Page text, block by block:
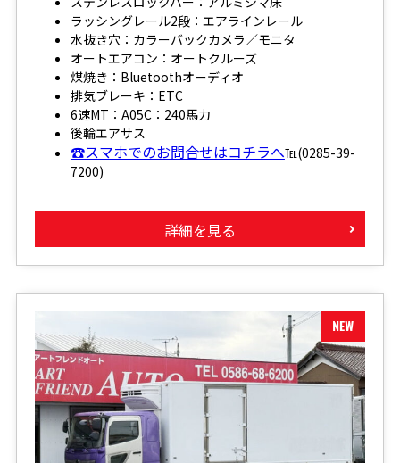
ラッシングレール2段：エアラインレール
水抜き穴：カラーバックカメラ／モニタ
オートエアコン：オートクルーズ
煤焼き：Bluetoothオーディオ
排気ブレーキ：ETC
6速MT：A05C：240馬力
後輪エアサス
☎スマホでのお問合せはコチラへ℡(0285-39-
7200)
詳細を見る